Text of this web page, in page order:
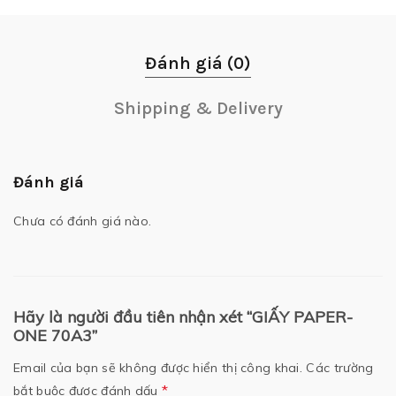
Đánh giá (0)
Shipping & Delivery
Đánh giá
Chưa có đánh giá nào.
Hãy là người đầu tiên nhận xét “GIẤY PAPER-
ONE 70A3”
Email của bạn sẽ không được hiển thị công khai. Các trường
bắt buộc được đánh dấu *